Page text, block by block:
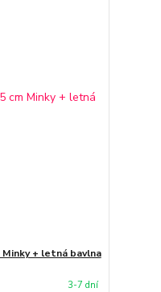
+ letná bavlna
3-7 dní